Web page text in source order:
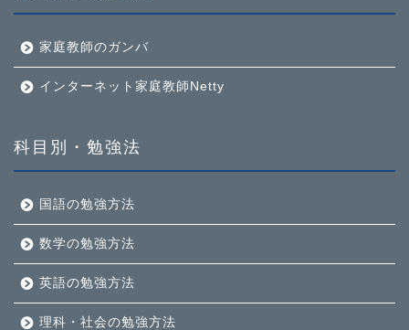
家庭教師のガンバ
インターネット家庭教師Netty
科目別・勉強法
国語の勉強方法
数学の勉強方法
英語の勉強方法
理科・社会の勉強方法